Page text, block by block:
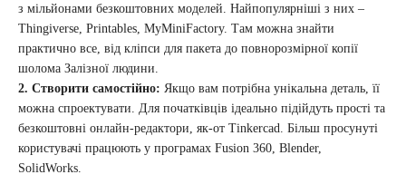
з мільйонами безкоштовних моделей. Найпопулярніші з них –
Thingiverse, Printables, MyMiniFactory. Там можна знайти
практично все, від кліпси для пакета до повнорозмірної копії
шолома Залізної людини.
2. Створити самостійно: Якщо вам потрібна унікальна деталь, її
можна спроектувати. Для початківців ідеально підійдуть прості та
безкоштовні онлайн-редактори, як-от Tinkercad. Більш просунуті
користувачі працюють у програмах Fusion 360, Blender,
SolidWorks.